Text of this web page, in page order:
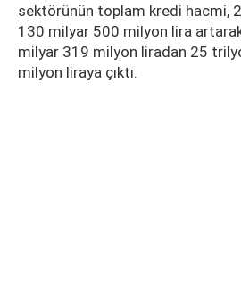
sektörünün toplam kredi hacmi,
130 milyar 500 milyon lira
milyar 319 milyon liradan 25
milyon liraya çıktı.